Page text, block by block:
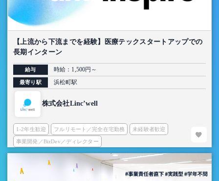
【上流から下流までを経験】医療テックスタートアップでの
長期インターン
給与 時給：1,500円～
最寄り駅 浜松町駅
株式会社Linc’well
1-2年生歓迎 フルリモート／完全在宅勤務 未経験者歓迎
事業開発／BizDev／ディレクター